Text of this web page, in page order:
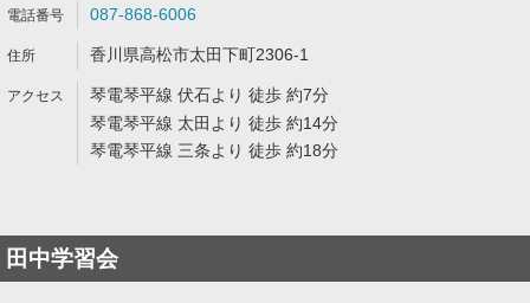
087-868-6006
香川県高松市太田下町2306-1
琴電琴平線 伏石より 徒歩 約7分
琴電琴平線 太田より 徒歩 約14分
琴電琴平線 三条より 徒歩 約18分
田中学習会